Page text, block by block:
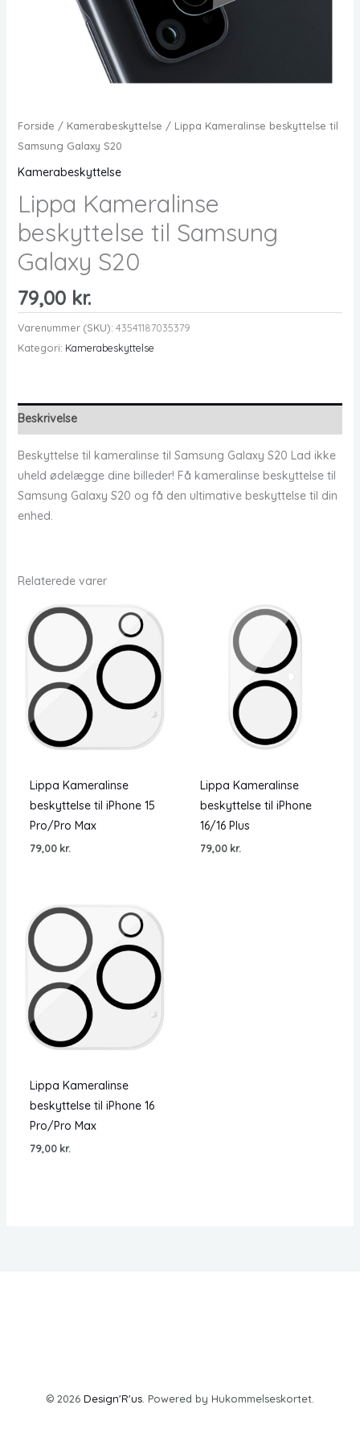
Forside / Kamerabeskyttelse / Lippa Kameralinse beskyttelse til
Samsung Galaxy S20
Kamerabeskyttelse
Lippa Kameralinse
beskyttelse til Samsung
Galaxy S20
79,00 kr.
Varenummer (SKU): 43541187035379
Kategori: Kamerabeskyttelse
Beskrivelse
Beskyttelse til kameralinse til Samsung Galaxy S20 Lad ikke
uheld ødelægge dine billeder! Få kameralinse beskyttelse til
Samsung Galaxy S20 og få den ultimative beskyttelse til din
enhed.
Relaterede varer
Lippa Kameralinse
beskyttelse til iPhone 15
Pro/Pro Max
79,00 kr.
Lippa Kameralinse
beskyttelse til iPhone
16/16 Plus
79,00 kr.
Lippa Kameralinse
beskyttelse til iPhone 16
Pro/Pro Max
79,00 kr.
© 2026 Design'R'us . Powered by Hukommelseskortet.